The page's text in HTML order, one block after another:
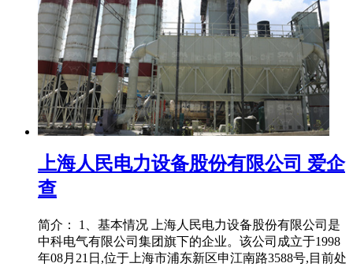
上海人民电力设备股份有限公司 爱企
查
简介： 1、基本情况 上海人民电力设备股份有限公司是
中科电气有限公司集团旗下的企业。该公司成立于1998
年08月21日,位于上海市浦东新区申江南路3588号,目前处